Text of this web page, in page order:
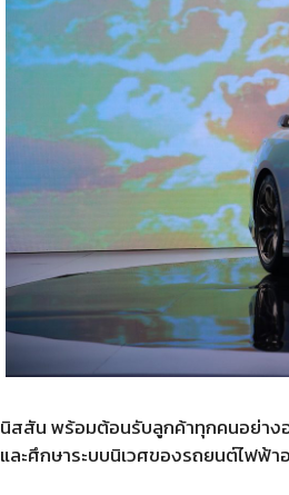
นิสสัน พร้อมต้อนรับลูกค้าทุกคนอย่าง
และศึกษาระบบนิเวศของรถยนต์ไฟฟ้